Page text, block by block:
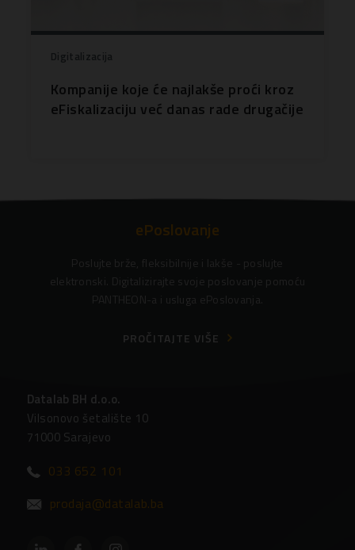
Digitalizacija
Kompanije koje će najlakše proći kroz
eFiskalizaciju već danas rade drugačije
ePoslovanje
Poslujte brže, fleksibilnije i lakše - poslujte
elektronski. Digitalizirajte svoje poslovanje pomoću
PANTHEON-a i usluga ePoslovanja.
PROČITAJTE VIŠE
Datalab BH d.o.o.
Vilsonovo šetalište 10
71000 Sarajevo
033 652 101
prodaja@datalab.ba